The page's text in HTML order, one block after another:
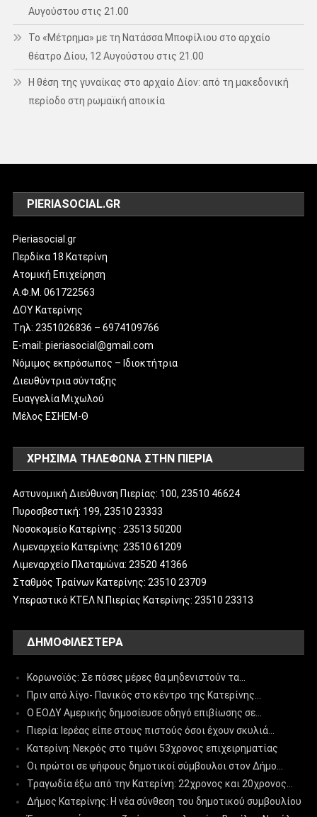
Αυγούστου στις 21.00
Το «Μέτρημα» με τη Νατάσσα Μποφίλιου στο αρχαίο
θέατρο Δίου, 12 Αυγούστου στις 21.00
Η θέση της γυναίκας στο αρχαίο Δίον: από τη μακεδονική
περίοδο στη ρωμαϊκή αποικία
PIERIASOCIAL.GR
Pieriasocial.gr
Περδίκα 18 Κατερίνη
Ατομική Επιχείρηση
Α.Φ.Μ. 061722563
ΔΟΥ Κατερίνης
Tηλ: 2351026836 – 6974109766
E-mail: pieriasocial@gmail.com
Νόμιμος εκπρόσωπος – Ιδιοκτήτρια
Διευθύντρια σύνταξης
Ευαγγελία Μιχωλού
Μέλος ΕΣΗΕΜ-Θ
ΧΡΗΣΙΜΑ ΤΗΛΕΦΩΝΑ ΣΤΗΝ ΠΙΕΡΙΑ
Αστυνομική Διεύθυνση Πιερίας: 100, 23510 46624
Πυροσβεστική: 199, 23510 23333
Νοσοκομείο Κατερίνης : 23513 50200
Λιμεναρχείο Κατερίνης: 23510 61209
Λιμεναρχείο Πλαταμώνα: 23520 41366
Σταθμός Τραίνων Κατερίνης: 23510 23709
Υπεραστικό ΚΤΕΛ Ν.Πιερίας Κατερίνης: 23510 23313
ΔΗΜΟΦΙΛΈΣΤΕΡΑ
Κορωνοϊός: Σε πόσες μέρες θα μηδενιστούν τα…
Πριν από λίγο- Πανικός στο κέντρο της Κατερίνης…
Ο ΕΟΔΥ Αμερικής δημοσίευσε οδηγό επιβίωσης σε…
Πιερία: Ιερέας είπε στους πιστούς όσοι έχουν σκυλιά…
Κατερίνη: Νεκρός στο τιμόνι 53χρονος επιχειρηματίας
Οι πρώτοι σε ψήφους δημοτικοί σύμβουλοι στον Δήμο…
Τραγωδία έξω από την Κατερίνη: 22χρονος και 20χρονος…
Δήμος Κατερίνης: Η νέα σύνθεση του δημοτικού συμβουλίου